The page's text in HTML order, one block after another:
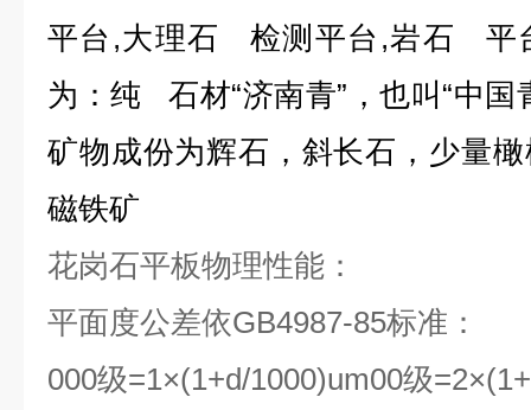
平台,大理石 检测平台,岩石 平
为：纯 石材“济南青”，也叫“中国
矿物成份为辉石，斜长石，少量
磁铁矿
花岗石平板物理性能：
平面度公差依GB4987-85标准：
000级=1×(1+d/1000)um00级